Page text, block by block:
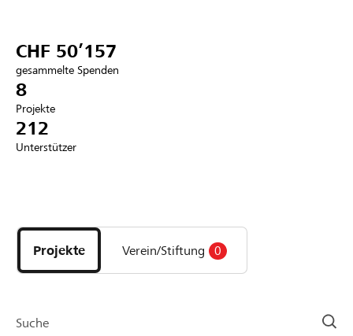
Anmelden
DE FR IT
CHF 50’157
gesammelte Spenden
8
Projekte
212
Unterstützer
Projekte
und
Organisationen
Projekte Verein/Stiftung 0
Suche